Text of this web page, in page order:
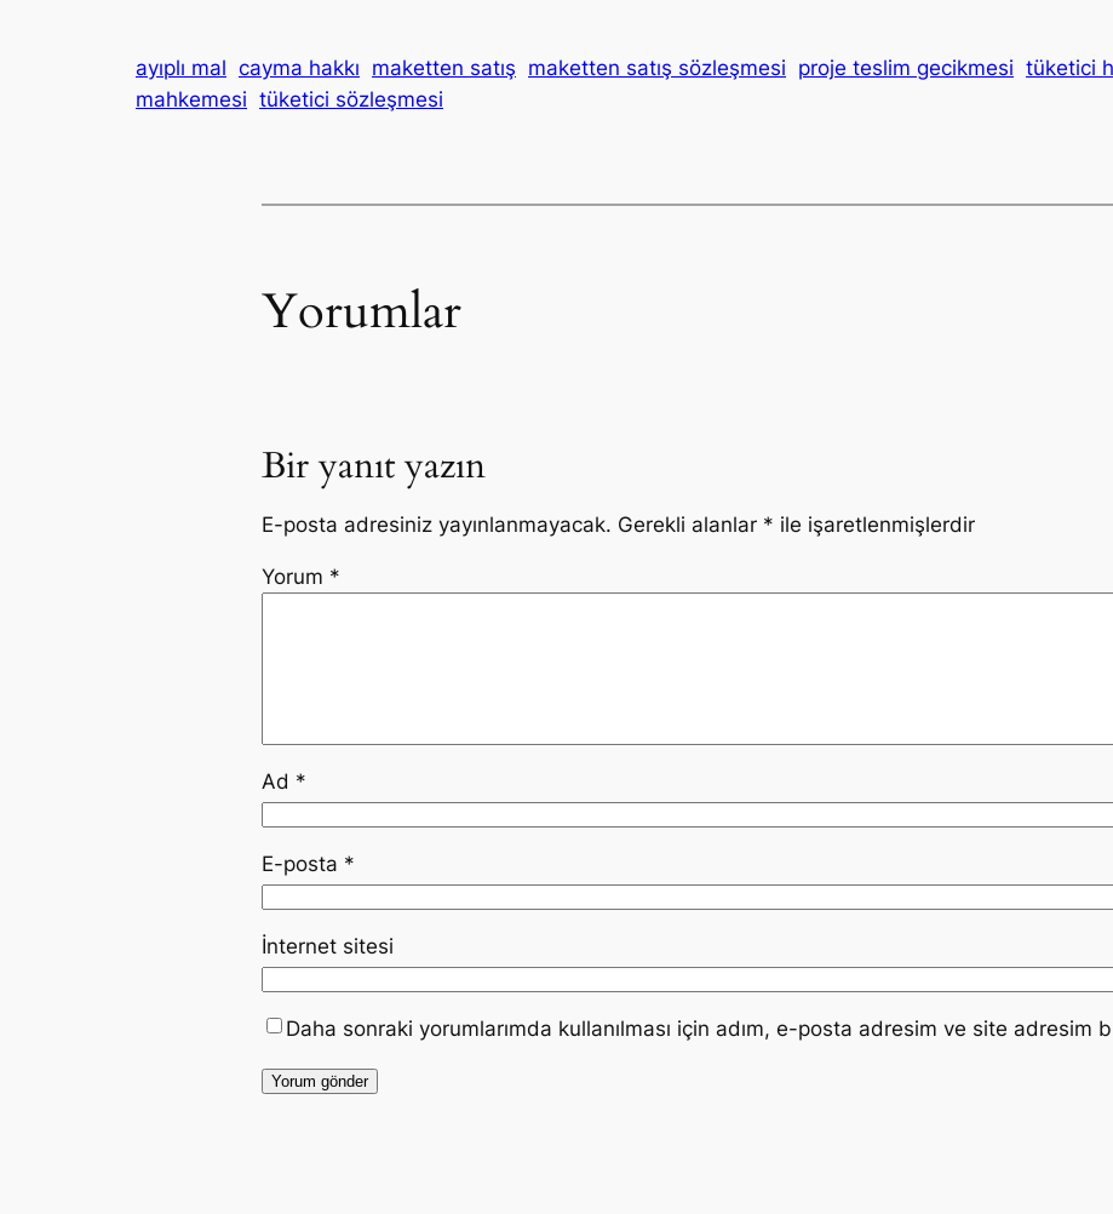
ayıplı mal cayma hakkı maketten satış maketten satış sözleşmesi proje teslim gecikmesi tüketici
mahkemesi tüketici sözleşmesi
Yorumlar
Bir yanıt yazın
E-posta adresiniz yayınlanmayacak. Gerekli alanlar * ile işaretlenmişlerdir
Yorum *
Ad *
E-posta *
İnternet sitesi
Daha sonraki yorumlarımda kullanılması için adım, e-posta adresim ve site adresim